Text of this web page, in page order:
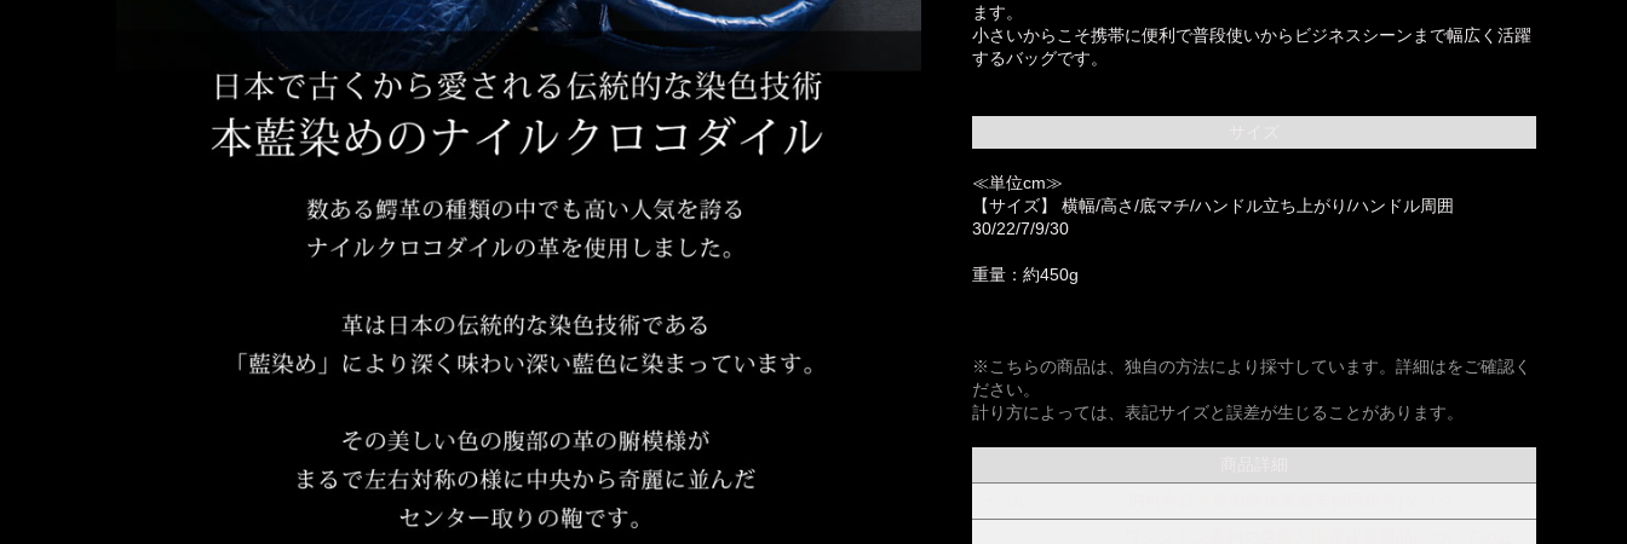
ます。
小さいからこそ携帯に便利で普段使いからビジネスシーンまで幅広く活躍
するバッグです。
≪単位cm≫
【サイズ】 横幅/高さ/底マチ/ハンドル立ち上がり/ハンドル周囲
30/22/7/9/30
重量：約450g
※こちらの商品は、独自の方法により採寸しています。詳細はをご確認く
ださい。
計り方によっては、表記サイズと誤差が生じることがあります。